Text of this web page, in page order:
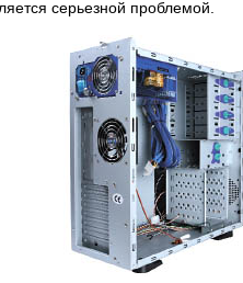
серьезной проблемой.